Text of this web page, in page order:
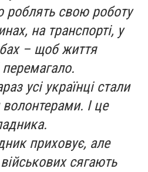
роблять свою роботу
на транспорті, у
– щоб життя
усі українці стали
волонтерами. І це
приховує, але
сягають